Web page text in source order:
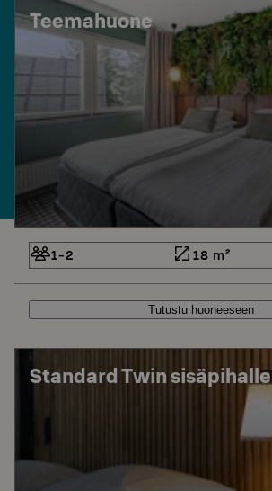
Teemahuone
1-2 18 m²
Tutustu huoneeseen
Standard Twin sisäpihalle